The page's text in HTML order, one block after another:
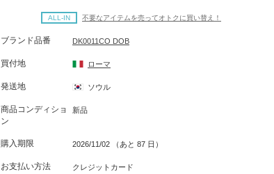
ALL-IN 不要なアイテムを売ってオトクに買い替え！
ブランド品番 DK0011CO DOB
買付地 ローマ
発送地 ソウル
商品コンディショ
ン
新品
購入期限 2026/11/02 （あと 87 日）
お支払い方法 クレジットカード